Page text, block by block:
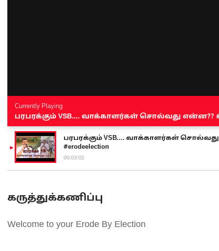
Currently Playing
பரபரக்கும் VSB.... வாக்காளர்கள் சொல்வது என்ன??
பரபரக்கும் VSB.... வாக்காளர்கள் சொல்வது
#erodeelection
00:03:02
கருத்துக்கணிப்பு
Welcome to your Erode By Election